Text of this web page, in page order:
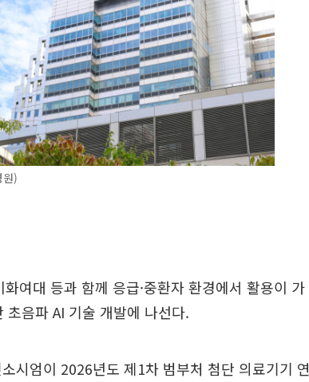
)
여대 등과 함께 응급·중환자 환경에서 활용이 가
음파 AI 기술 개발에 나선다.
시엄이 2026년도 제1차 범부처 첨단 의료기기 연